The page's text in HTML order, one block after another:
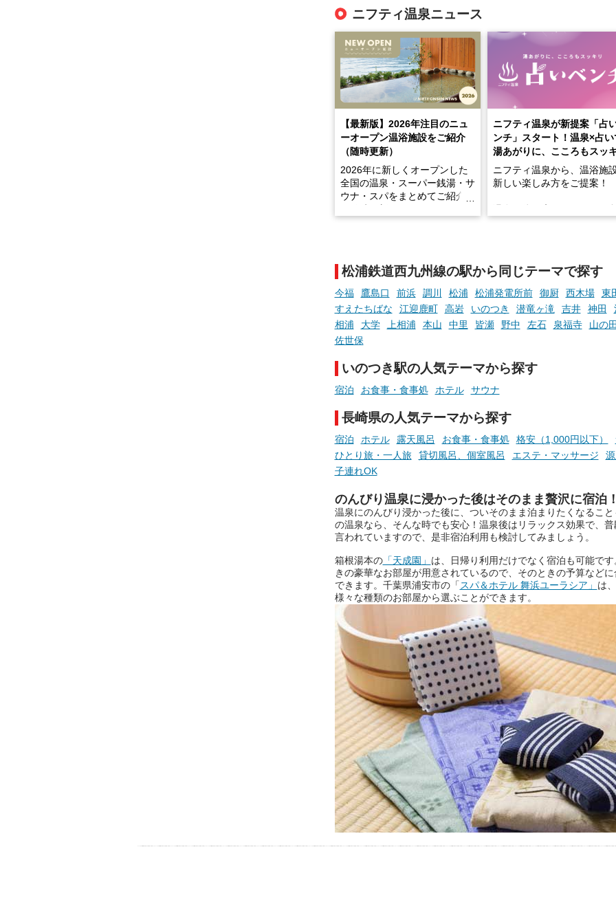
ニフティ温泉ニュース
【最新版】2026年注目のニュ
ーオープン温浴施設をご紹介
（随時更新）
2026年に新しくオープンした
全国の温泉・スーパー銭湯・サ
ウナ・スパをまとめてご紹介！
います。
現地取材記事もあわせて紹介し
ていますので、気になる施設は
ぜひチェックして次のおでかけ
先の参考にしてみてください
ね。
ニフティ温泉が新提案「占
ンチ」スタート！温泉×占い
湯あがりに、こころもスッ
ニフティ温泉から、温浴施
新しい楽しみ方をご提案！
手相やタロットなど気軽に
める占いで、“ととのう”お
時間を、もっと特別に。
松浦鉄道西九州線の駅から同じテーマで探す
今福 鷹島口 前浜 調川 松浦 松浦発電所前 御厨 西木場
東
すえたちばな
江迎鹿町 高岩 いのつき 潜竜ヶ滝 吉井 神田
相浦
大学 上相浦 本山 中里 皆瀬 野中 左石 泉福寺
山の
佐世保
いのつき駅の人気テーマから探す
宿泊 お食事・食事処 ホテル サウナ
長崎県の人気テーマから探す
宿泊 ホテル 露天風呂 お食事・食事処 格安（1,000円以下）
ひとり旅・一人旅
貸切風呂、個室風呂 エステ・マッサージ
子連れOK
のんびり温泉に浸かった後はそのまま贅沢に宿泊
温泉にのんびり浸かった後に、ついそのまま泊まりたくなるこ
の温泉なら、そんな時でも安心！温泉後はリラックス効果で、
言われていますので、是非宿泊利用も検討してみましょう。
箱根湯本の「天成園」 は、日帰り利用だけでなく宿泊も可能で
きの豪華なお部屋が用意されているので、そのときの予算など
できます。千葉県浦安市の「 スパ＆ホテル 舞浜ユーラシア」 は
様々な種類のお部屋から選ぶことができます。